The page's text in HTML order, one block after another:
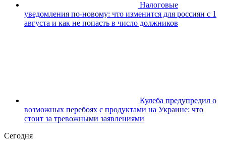
Налоговые
уведомления по-новому: что изменится для россиян с 1
августа и как не попасть в число должников
Кулеба предупредил о
возможных перебоях с продуктами на Украине: что
стоит за тревожными заявлениями
Сегодня